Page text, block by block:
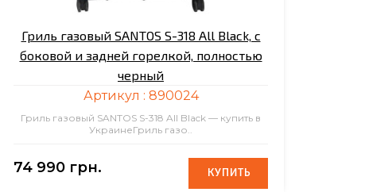
Гриль газовый SANTOS S-318 All Black, с
боковой и задней горелкой, полностью
черный
Артикул : 890024
Гриль газовый SANTOS S-318 All Black — купить в
УкраинеГриль газо..
74 990 грн. КУПИТЬ
КУПИТЬ